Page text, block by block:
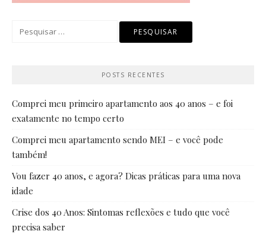
POSTS RECENTES
Comprei meu primeiro apartamento aos 40 anos – e foi
exatamente no tempo certo
Comprei meu apartamento sendo MEI – e você pode
também!
Vou fazer 40 anos, e agora? Dicas práticas para uma nova
idade
Crise dos 40 Anos: Sintomas reflexões e tudo que você
precisa saber